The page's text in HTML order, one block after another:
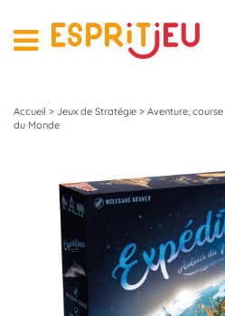
Accueil > Jeux de Stratégie > Aventure,
du Monde